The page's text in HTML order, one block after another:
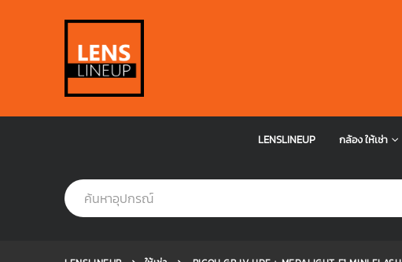
LENSLINEUP กล้อง ให้เช่า